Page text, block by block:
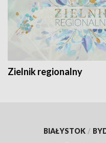
Zielnik regionalny
BIAŁYSTOK /